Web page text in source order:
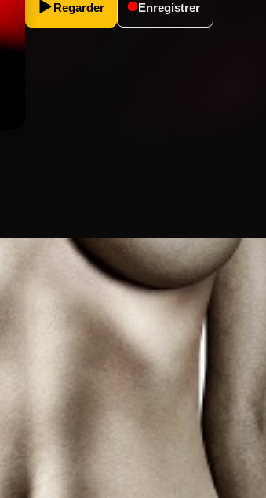
Regarder Enregistrer